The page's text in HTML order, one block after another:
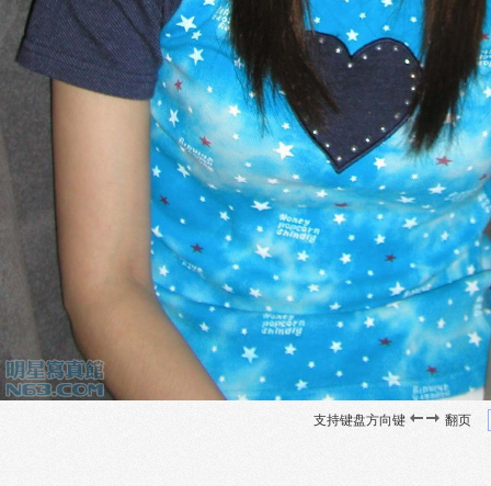
支持键盘方向键 翻页